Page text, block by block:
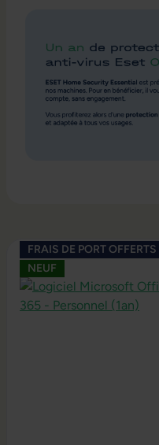
Ignorer la galerie de produits
FRAIS DE PORT OFFERTS
NEUF